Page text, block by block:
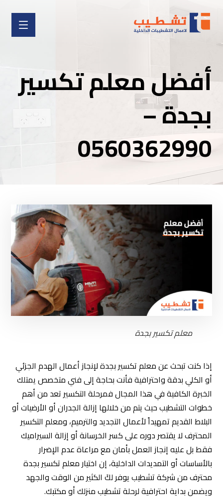
أفضل معلم تكسير
بجدة –
0560362990
معلم تكسير بجدة
إذا كنت تبحث عن معلم تكسير بجدة لإنجاز أعمال الهدم الجزئي
أو الكلي بدقة واحترافية فأنت بحاجة إلى فني متخصص يمتلك
الخبرة الكافية في هذا المجال فمرحلة التكسير تعد من أهم
خطوات التشطيب حيث يتم من خلالها إزالة الجدران أو الأرضيات أو
البلاط القديم تمهيداً لأعمال التجديد والترميم، ومعلم التكسير
المحترف لا يقتصر دوره على كسر الخرسانة أو إزالة السيراميك
فقط بل عليه إنجاز العمل بأمان مع مراعاة عدم الإضرار
بالأساسات أو التمديدات الداخلية، إن اختيار معلم تكسير بجدة
محترف من شركة تشطيب يوفر لكَ الكثير من الوقت والجهد
ويضمن بداية احترافية لرحلة تشطيب منزلك أو مكتبك.